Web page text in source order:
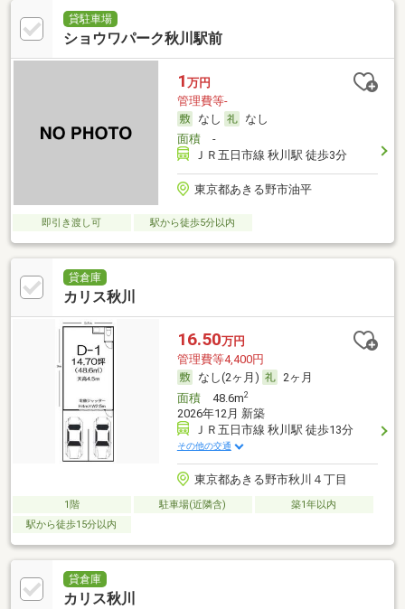
貸駐車場
ショウワパーク秋川駅前
1 万円
管理費等-
なし
なし
面積-
ＪＲ五日市線 秋川駅 徒歩3分
東京都あきる野市油平
即引き渡し可 駅から徒歩5分以内
貸倉庫
カリス秋川
16.50万円
管理費等4,400円
なし(2ヶ月)
2ヶ月
面積48.6m2
2026年12月 新築
ＪＲ五日市線 秋川駅 徒歩13分
その他の交通
東京都あきる野市秋川４丁目
1階 駐車場(近隣含)
築1年以内
駅から徒歩15分以内
貸倉庫
カリス秋川